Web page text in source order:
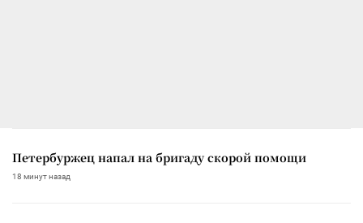
Петербуржец напал на бригаду скорой помощи
18 минут назад